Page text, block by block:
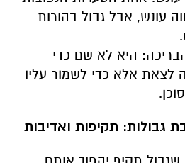
עונש, אבל גבול בהורות
היא לא שם כדי
לצאת אלא כדי לשמור עליו
גבולות: תקיפות ואדיבות